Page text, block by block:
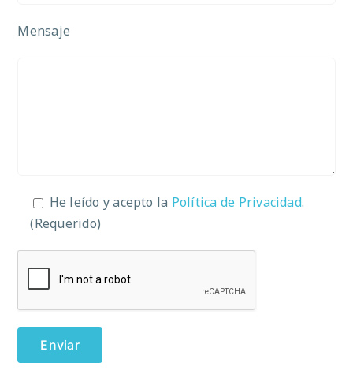
Mensaje
He leído y acepto la Política de Privacidad.
(Requerido)